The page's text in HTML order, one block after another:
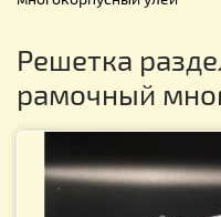
Решетка
рамочный